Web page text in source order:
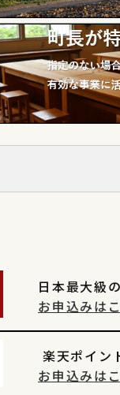
日本最大級
お申込みは
楽天ポイン
お申込みは